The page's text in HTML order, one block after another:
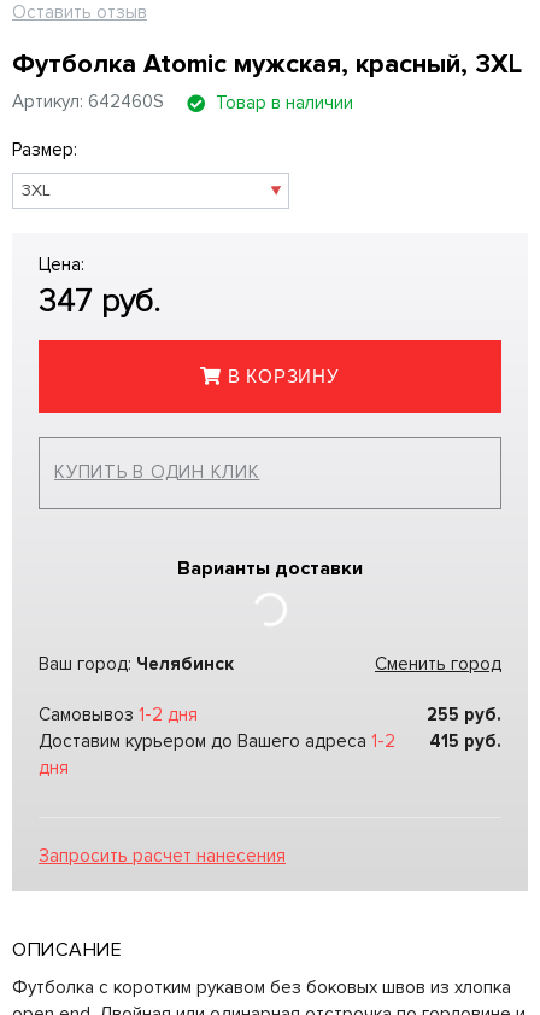
Оставить отзыв
Футболка Atomic мужская, красный, 3XL
Артикул: 642460S Товар в наличии
Размер:
Цена:
347 руб.
В КОРЗИНУ
КУПИТЬ В ОДИН КЛИК
Варианты доставки
Ваш город: Челябинск Сменить город
Самовывоз 1-2 дня 255 руб.
Доставим курьером до Вашего адреса 1-2
дня
415 руб.
Запросить расчет нанесения
ОПИСАНИЕ
Футболка с коротким рукавом без боковых швов из хлопка